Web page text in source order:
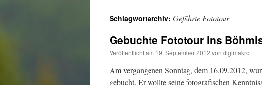
Schlagwortarchiv: Geführte Fototour
Gebuchte Fototour ins
Veröffentlicht am 19. September 2012 von digimakro
Am vergangenen Sonntag, dem 16.09.2012,
gebucht. Er wollte seine fotografischen